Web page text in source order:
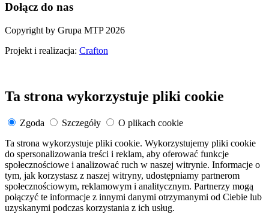
Dołącz do nas
Copyright by Grupa MTP 2026
Projekt i realizacja: Crafton
Ta strona wykorzystuje pliki cookie
Zgoda Szczegóły
O plikach cookie
Ta strona wykorzystuje pliki cookie. Wykorzystujemy pliki cookie
do spersonalizowania treści i reklam, aby oferować funkcje
społecznościowe i analizować ruch w naszej witrynie. Informacje o
tym, jak korzystasz z naszej witryny, udostępniamy partnerom
społecznościowym, reklamowym i analitycznym. Partnerzy mogą
połączyć te informacje z innymi danymi otrzymanymi od Ciebie lub
uzyskanymi podczas korzystania z ich usług.